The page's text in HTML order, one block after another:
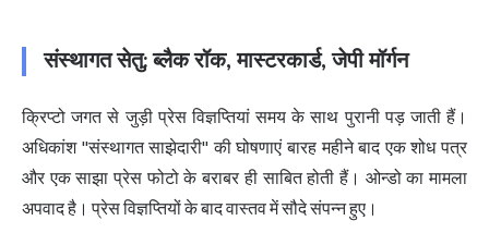
संस्थागत सेतु: ब्लैक रॉक, मास्टरकार्ड, जेपी मॉर्गन
क्रिप्टो जगत से जुड़ी प्रेस विज्ञप्तियां समय के साथ पुरानी पड़ जाती हैं।
अधिकांश "संस्थागत साझेदारी" की घोषणाएं बारह महीने बाद एक शोध पत्र
और एक साझा प्रेस फोटो के बराबर ही साबित होती हैं। ओन्डो का मामला
अपवाद है। प्रेस विज्ञप्तियों के बाद वास्तव में सौदे संपन्न हुए।